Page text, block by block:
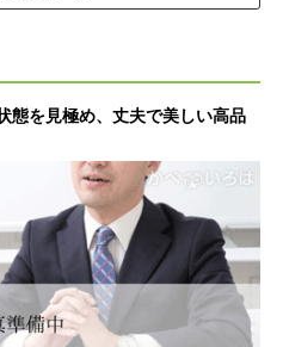
態を見極め、丈夫で美しい高品